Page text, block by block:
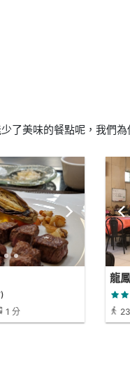
了美味的餐點呢，我們
1 分
龍